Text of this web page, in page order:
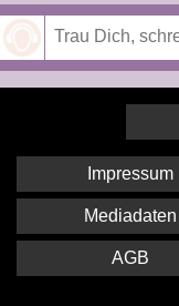
Impressum
Mediadaten
AGB